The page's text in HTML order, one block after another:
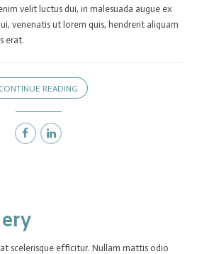
velit luctus dui, in malesuada augue ex
venenatis ut lorem quis, hendrerit aliquam
erat.
CONTINUE READING
scelerisque efficitur. Nullam mattis odio